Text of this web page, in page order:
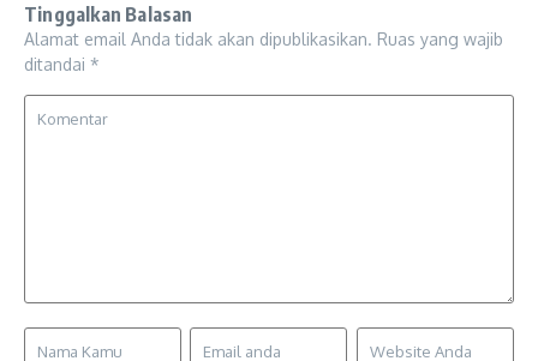
Tinggalkan Balasan
Alamat email Anda tidak akan dipublikasikan. Ruas yang wajib
ditandai *